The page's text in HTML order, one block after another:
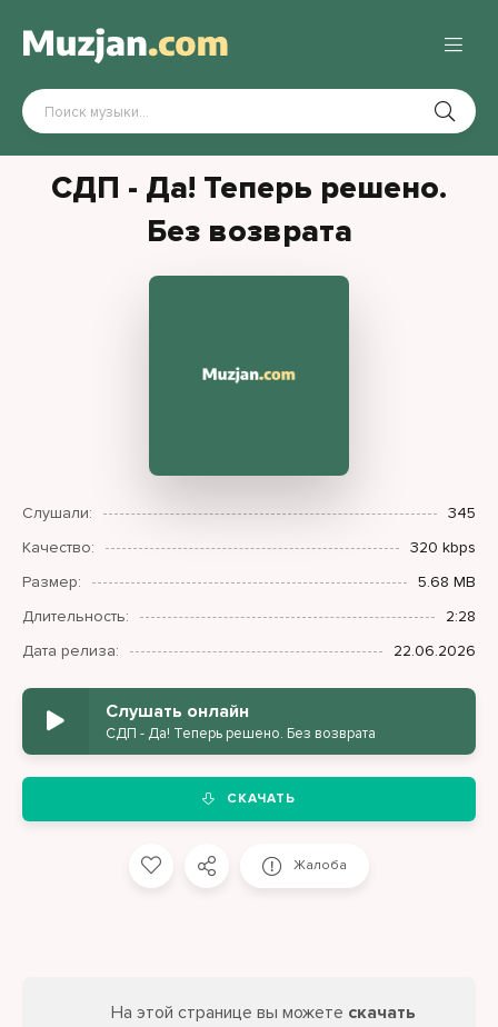
СДП - Да! Теперь решено.
Без возврата
Слушали:
345
Качество:
320 kbps
Размер:
5.68 MB
Длительность:
2:28
Дата релиза:
22.06.2026
Слушать онлайн
СДП - Да! Теперь решено. Без возврата
СКАЧАТЬ
Жалоба
На этой странице вы можете скачать